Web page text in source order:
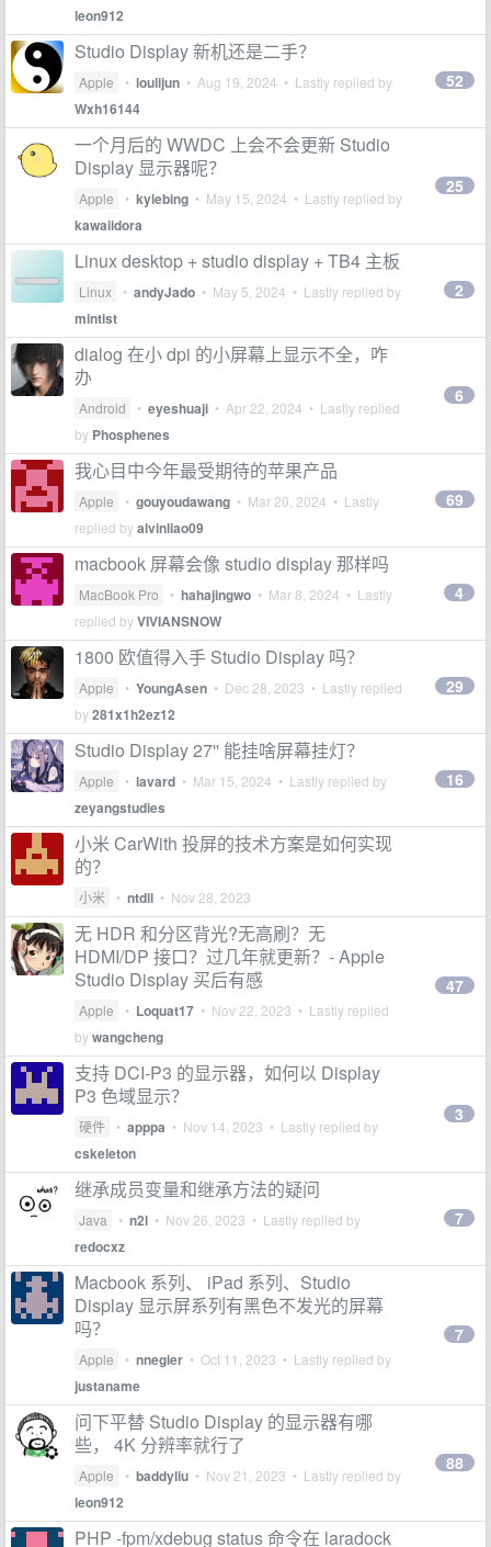
leon912
Studio Display 新机还是二手？
Apple • loulijun • Aug 19, 2024 • Lastly replied by
Wxh16144
52
一个月后的 WWDC 上会不会更新 Studio
Display 显示器呢？
Apple • kylebing • May 15, 2024 • Lastly replied by
kawaiidora
25
Linux desktop + studio display + TB4 主板
Linux • andyJado • May 5, 2024 • Lastly replied by
mintist
2
dialog 在小 dpi 的小屏幕上显示不全，咋
办
Android • eyeshuaji • Apr 22, 2024 • Lastly replied
by Phosphenes
6
我心目中今年最受期待的苹果产品
Apple • gouyoudawang • Mar 20, 2024 • Lastly
replied byalvinliao09
69
macbook 屏幕会像 studio display 那样吗
MacBook Pro • hahajingwo • Mar 8, 2024 • Lastly
replied byVIVIANSNOW
4
1800 欧值得入手 Studio Display 吗？
Apple • YoungAsen • Dec 28, 2023 • Lastly replied
by281x1h2ez12
29
Studio Display 27'' 能挂啥屏幕挂灯？
Apple • lavard • Mar 15, 2024 • Lastly replied by
zeyangstudies
16
小米 CarWith 投屏的技术方案是如何实现
的？
小米 • ntdll • Nov 28, 2023
无 HDR 和分区背光?无高刷？无
HDMI/DP 接口？过几年就更新？- Apple
Studio Display 买后有感
Apple • Loquat17 • Nov 22, 2023 • Lastly replied
bywangcheng
47
支持 DCI-P3 的显示器，如何以 Display
P3 色域显示？
硬件 • apppa • Nov 14, 2023 • Lastly replied by
cskeleton
3
继承成员变量和继承方法的疑问
Java • n2l • Nov 26, 2023 • Lastly replied by
redocxz
7
Macbook 系列、 iPad 系列、Studio
Display 显示屏系列有黑色不发光的屏幕
吗？
Apple • nnegier • Oct 11, 2023 • Lastly replied by
justaname
7
问下平替 Studio Display 的显示器有哪
些， 4K 分辨率就行了
Apple • baddyliu • Nov 21, 2023 • Lastly replied by
leon912
88
PHP -fpm/xdebug status 命令在 laradock